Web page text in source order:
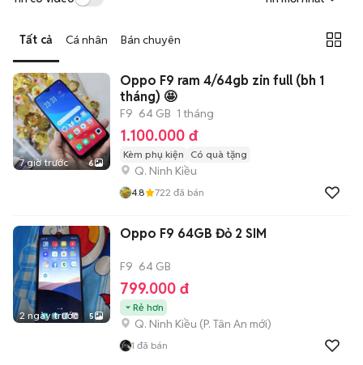
Tất cả Cá nhân Bán chuyên
7 giờ trước 6
Oppo F9 ram 4/64gb zin full (bh 1
tháng) 🤩
F9 64 GB 1 tháng
1.100.000 đ
Kèm phụ kiện Có quà tặng
Q. Ninh Kiều
4.8 722 đã bán
2 ngày trước 5
Oppo F9 64GB Đỏ 2 SIM
F9 64 GB
799.000 đ
Rẻ hơn
Q. Ninh Kiều (P. Tân An mới)
1 đã bán